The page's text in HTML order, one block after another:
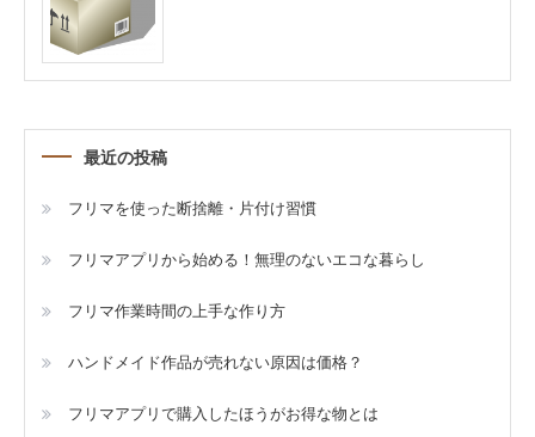
最近の投稿
フリマを使った断捨離・片付け習慣
フリマアプリから始める！無理のないエコな暮らし
フリマ作業時間の上手な作り方
ハンドメイド作品が売れない原因は価格？
フリマアプリで購入したほうがお得な物とは